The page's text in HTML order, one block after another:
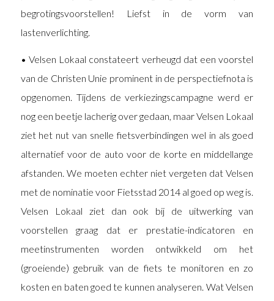
begrotingsvoorstellen! Liefst in de vorm van
lastenverlichting.
• Velsen Lokaal constateert verheugd dat een voorstel
van de Christen Unie prominent in de perspectiefnota is
opgenomen. Tijdens de verkiezingscampagne werd er
nog een beetje lacherig over gedaan, maar Velsen Lokaal
ziet het nut van snelle fietsverbindingen wel in als goed
alternatief voor de auto voor de korte en middellange
afstanden. We moeten echter niet vergeten dat Velsen
met de nominatie voor Fietsstad 2014 al goed op weg is.
Velsen Lokaal ziet dan ook bij de uitwerking van
voorstellen graag dat er prestatie-indicatoren en
meetinstrumenten worden ontwikkeld om het
(groeiende) gebruik van de fiets te monitoren en zo
kosten en baten goed te kunnen analyseren. Wat Velsen